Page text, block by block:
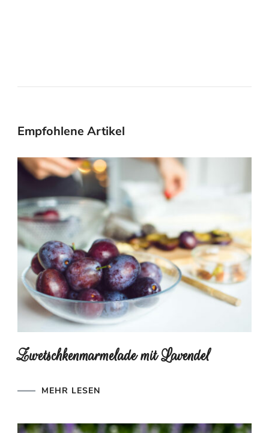
Empfohlene Artikel
Zwetschkenmarmelade mit Lavendel
MEHR LESEN